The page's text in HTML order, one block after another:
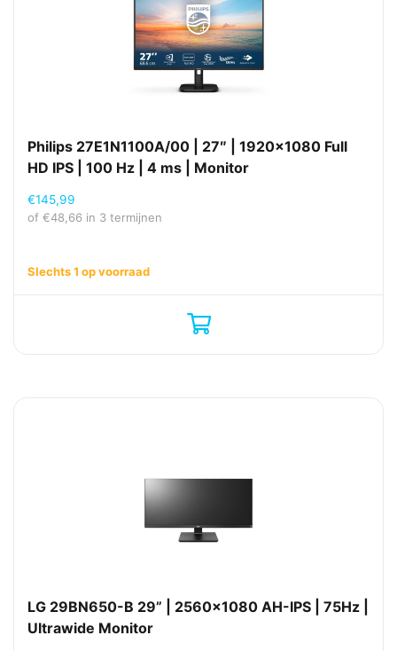
Philips 27E1N1100A/00 | 27″ | 1920×1080 Full
HD IPS | 100 Hz | 4 ms | Monitor
€145,99
of €48,66 in 3 termijnen
Slechts 1 op voorraad
LG 29BN650-B 29” | 2560×1080 AH-IPS | 75Hz |
Ultrawide Monitor